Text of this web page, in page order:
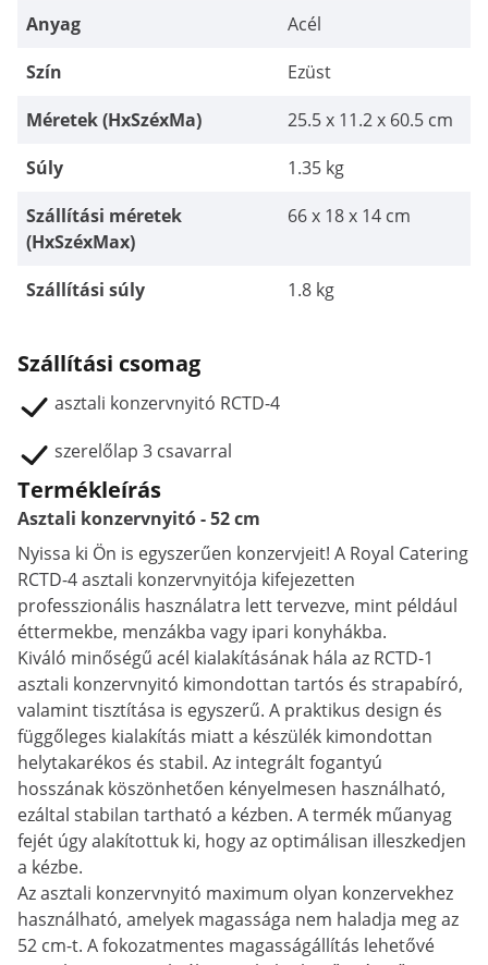
Anyag
Acél
Szín
Ezüst
Méretek (HxSzéxMa)
25.5 x 11.2 x 60.5 cm
Súly
1.35 kg
Szállítási méretek
(HxSzéxMax)
66 x 18 x 14 cm
Szállítási súly 1.8 kg
Szállítási csomag
asztali konzervnyitó RCTD-4
szerelőlap 3 csavarral
Termékleírás
Asztali konzervnyitó - 52 cm
Nyissa ki Ön is egyszerűen konzervjeit! A Royal Catering
RCTD-4 asztali konzervnyitója kifejezetten
professzionális használatra lett tervezve, mint például
éttermekbe, menzákba vagy ipari konyhákba.
Kiváló minőségű acél kialakításának hála az RCTD-1
asztali konzervnyitó kimondottan tartós és strapabíró,
valamint tisztítása is egyszerű. A praktikus design és
függőleges kialakítás miatt a készülék kimondottan
helytakarékos és stabil. Az integrált fogantyú
hosszának köszönhetően kényelmesen használható,
ezáltal stabilan tartható a kézben. A termék műanyag
fejét úgy alakítottuk ki, hogy az optimálisan illeszkedjen
a kézbe.
Az asztali konzervnyitó maximum olyan konzervekhez
használható, amelyek magassága nem haladja meg az
52 cm-t. A fokozatmentes magasságállítás lehetővé